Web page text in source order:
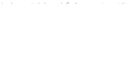
افراهای ادیت ویدئو گرفته تا فایل لایه باز
از محصولات افرافایل پرداخته‌ایم:
هستند که نیازهای کسب‌وکارها، طراحان و